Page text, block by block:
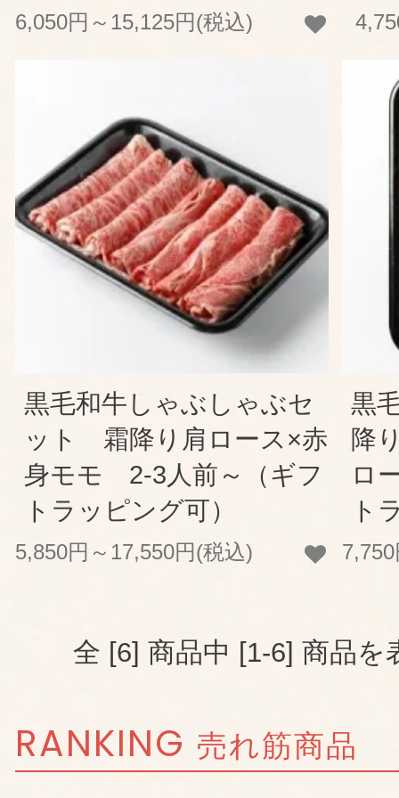
6,050円～15,125円(税込)
黒毛和牛しゃぶしゃぶセ
ット 霜降り肩ロース×赤
身モモ 2-3人前～（ギフ
トラッピング可）
5,850円～17,550円(税込)
黒
降
ロ
ト
全 [6] 商品中 [1-6] 商品を
RANKING 売れ筋商品